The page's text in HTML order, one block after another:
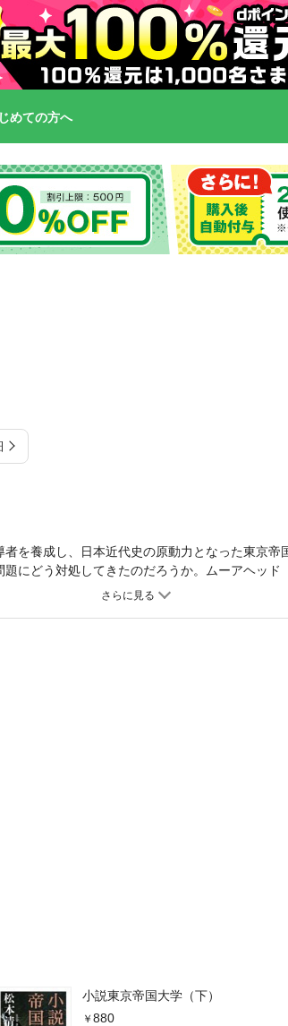
めての方へ
小説東京帝国大学（下）
880
者を養成し、日本近代史の原動力となった東京帝
にどう対処してきたのだろうか。ムーアヘッド
太郎内閣の対露外交を批判して国論を二分するこ